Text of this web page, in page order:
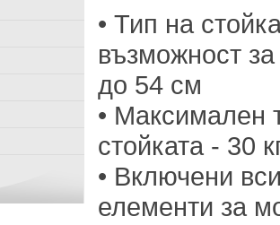
• Тип на
възможност
до 54 см
• Максимален
стойката - 30
• Включени
елементи за